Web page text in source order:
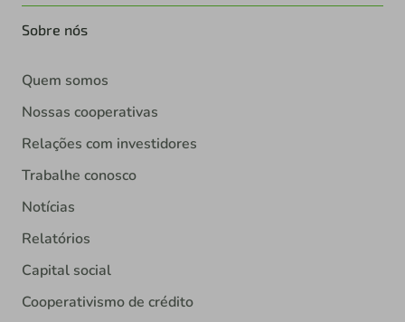
Sobre nós
Quem somos
Nossas cooperativas
Relações com investidores
Trabalhe conosco
Notícias
Relatórios
Capital social
Cooperativismo de crédito